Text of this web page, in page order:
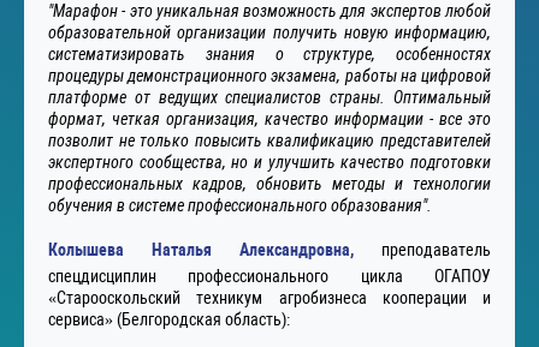
"Марафон - это уникальная возможность для экспертов любой
образовательной организации получить новую информацию,
систематизировать знания о структуре, особенностях
процедуры демонстрационного экзамена, работы на цифровой
платформе от ведущих специалистов страны. Оптимальный
формат, четкая организация, качество информации - все это
позволит не только повысить квалификацию представителей
экспертного сообщества, но и улучшить качество подготовки
профессиональных кадров, обновить методы и технологии
обучения в системе профессионального образования".
Колышева Наталья Александровна, преподаватель
спецдисциплин профессионального цикла ОГАПОУ
«Старооскольский техникум агробизнеса кооперации и
сервиса» (Белгородская область):